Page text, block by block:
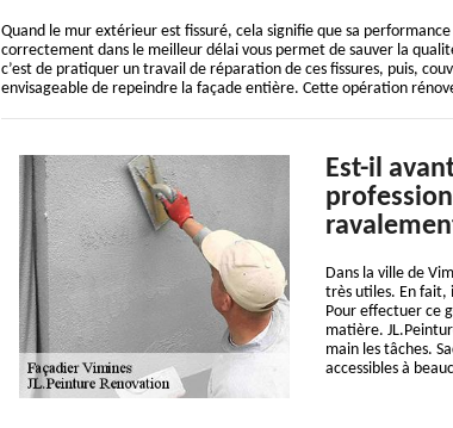
Quand le mur extérieur est fissuré, cela signifie que sa
correctement dans le meilleur délai vous permet de sauver la
c’est de pratiquer un travail de réparation de ces fissures, puis,
envisageable de repeindre la façade entière. Cette opération
Est-il
Dans la ville de
très utiles. En fait,
Pour effectuer ce
matière.
main les tâches.
accessibles à